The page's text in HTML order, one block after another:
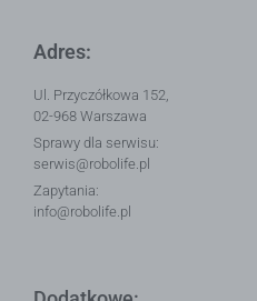
Adres:
Ul. Przyczółkowa 152,
02-968 Warszawa
Sprawy dla serwisu:
serwis@robolife.pl
Zapytania:
info@robolife.pl